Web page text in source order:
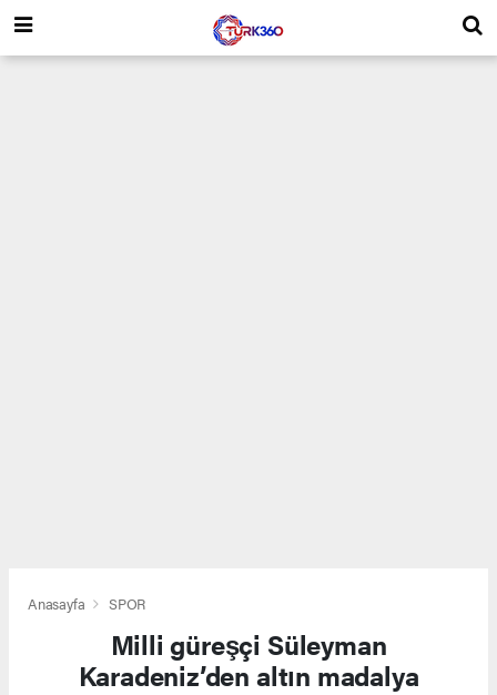
Anasayfa SPOR
Milli güreşçi Süleyman
Karadeniz’den altın madalya